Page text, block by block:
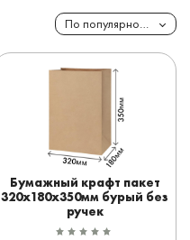
По популярности
Бумажный крафт пакет
320x180x350мм бурый без
ручек